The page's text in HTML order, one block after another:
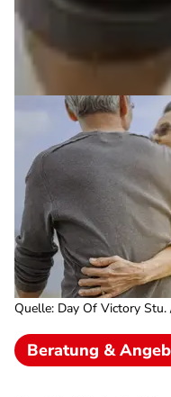
Quelle: Day Of Victory Stu.
Beratung &